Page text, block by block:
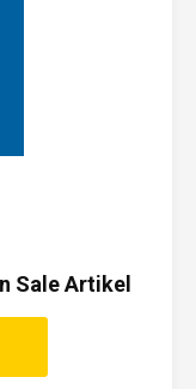
Sale Artikel